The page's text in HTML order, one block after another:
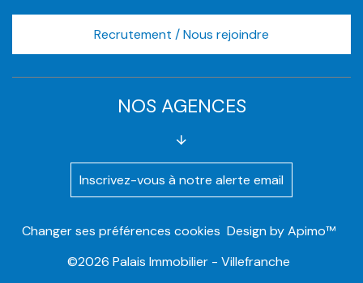
Recrutement / Nous rejoindre
NOS AGENCES
Inscrivez-vous à notre alerte email
Changer ses préférences cookies Design byApimo™
©2026 Palais Immobilier - Villefranche